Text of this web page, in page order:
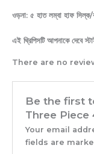
ওড়না: ৫ হাত লম্বা হাফ সিল্ক/
এই থ্রিপিসটি আপনাকে দেবে
There are no
Be the first
Three Piece
Your email
fields are